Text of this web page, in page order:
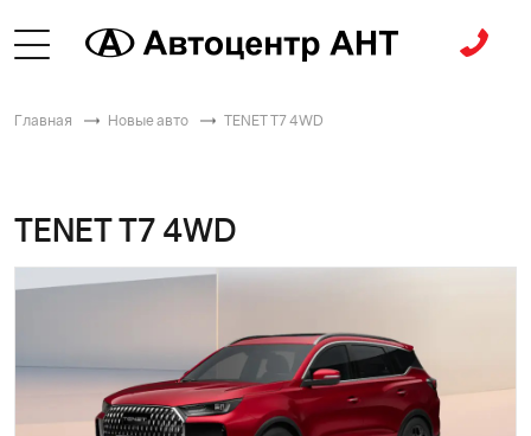
Главная Новые авто TENET T7 4WD
TENET T7 4WD